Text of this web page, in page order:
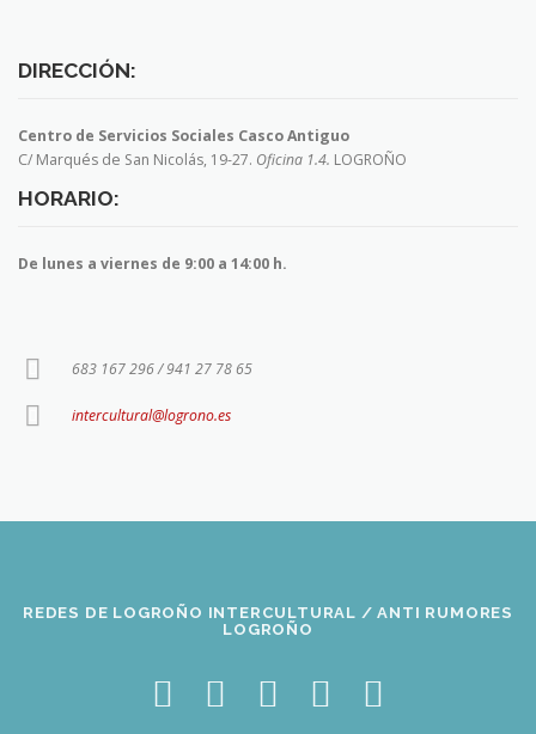
DIRECCIÓN:
Centro de Servicios Sociales Casco Antiguo
C/ Marqués de San Nicolás, 19-27. Oficina 1.4. LOGROÑO
HORARIO:
De lunes a viernes de 9:00 a 14:00 h.
683 167 296 / 941 27 78 65
intercultural@logrono.es
REDES DE LOGROÑO INTERCULTURAL / ANTI RUMORES
LOGROÑO